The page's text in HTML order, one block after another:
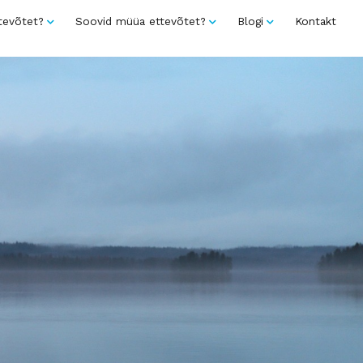
Soovid müüa ettevõtet? Blogi Kontakt